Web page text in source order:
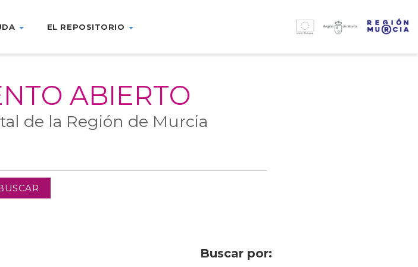
EL REPOSITORIO
ABIERTO
de la Región de Murcia
Buscar por: